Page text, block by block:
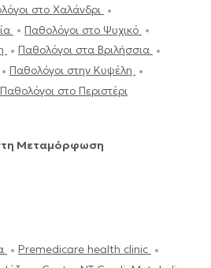
στο Χαλάνδρι
Παθολόγοι στο Ψυχικό
Παθολόγοι στα Βριλήσσια
Παθολόγοι στην Κυψέλη
Παθολόγοι στο Περιστέρι
Μεταμόρφωση
Premedicare health clinic